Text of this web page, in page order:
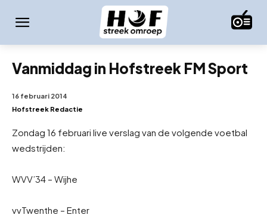
Vanmiddag in Hofstreek FM Sport
16 februari 2014
Hofstreek Redactie
Zondag 16 februari live verslag van de volgende voetbal
wedstrijden:
WVV’34 – Wijhe
vvTwenthe – Enter